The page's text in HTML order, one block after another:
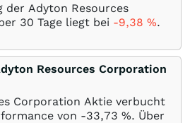
der Adyton Resources
30 Tage liegt bei -9,38 %.
Resources Corporation
Corporation Aktie verbucht
von -33,73 %. Über